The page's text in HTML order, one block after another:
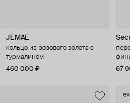
JEMAE
кольцо из розового золота с
турмалином
460 000 ₽
67